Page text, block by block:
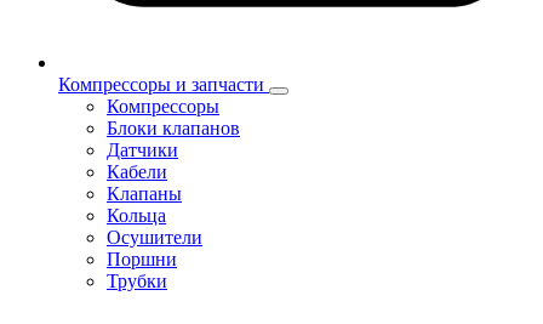
Компрессоры и запчасти
Компрессоры
Блоки клапанов
Датчики
Кабели
Клапаны
Кольца
Осушители
Поршни
Трубки